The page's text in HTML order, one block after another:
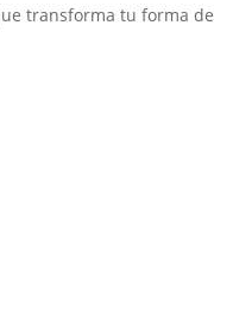
transforma tu forma de